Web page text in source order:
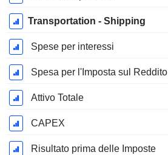
Transportation - Shipping
Spese per interessi
Spesa per l'Imposta sul Reddito
Attivo Totale
CAPEX
Risultato prima delle Imposte